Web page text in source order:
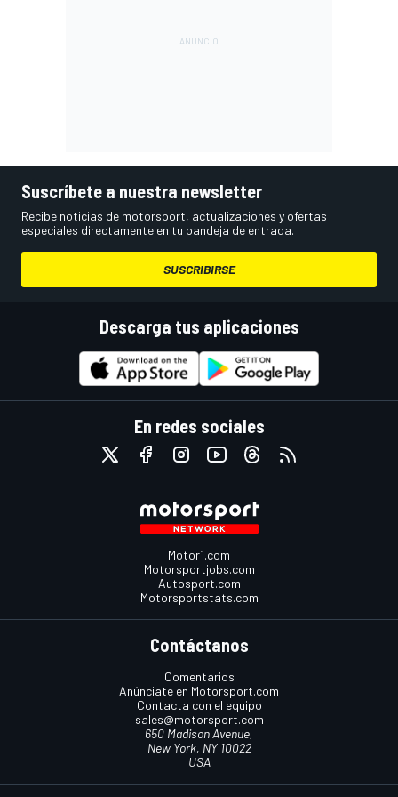
Suscríbete a nuestra newsletter
Recibe noticias de motorsport, actualizaciones y ofertas
especiales directamente en tu bandeja de entrada.
SUSCRIBIRSE
Descarga tus aplicaciones
En redes sociales
Motor1.com
Motorsportjobs.com
Autosport.com
Motorsportstats.com
Contáctanos
Comentarios
Anúnciate en Motorsport.com
Contacta con el equipo
sales@motorsport.com
650 Madison Avenue,
New York, NY 10022
USA